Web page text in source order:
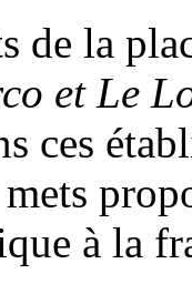
de la
et Le
ces
mets
à la